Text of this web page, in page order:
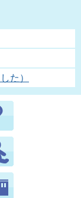
た）